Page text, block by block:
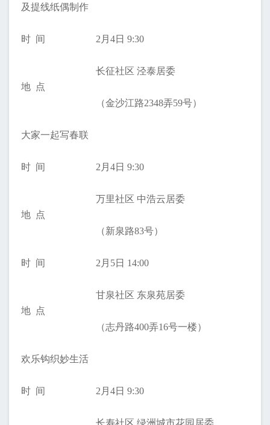
及提线纸偶制作
时 间 2月4日 9:30
地 点
长征社区 泾泰居委
（金沙江路2348弄59号）
大家一起写春联
时 间 2月4日 9:30
地 点
万里社区 中浩云居委
（新泉路83号）
时 间 2月5日 14:00
地 点
甘泉社区 东泉苑居委
（志丹路400弄16号一楼）
欢乐钩织妙生活
时 间 2月4日 9:30
长寿社区 绿洲城市花园居委